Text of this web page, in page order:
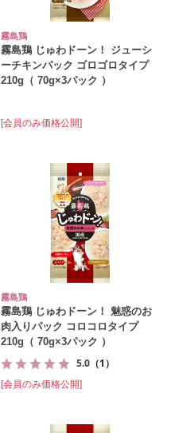
霧島鶏
霧島鶏 じゅわドーン！ ジューシ
ーチキンパック ゴロゴロタイプ
210g（ 70g×3パック ）
[会員のみ価格公開]
霧島鶏
霧島鶏 じゅわドーン！ 魅惑のお
肉入りパック コロコロタイプ
210g（ 70g×3パック ）
5.0 （1）
[会員のみ価格公開]